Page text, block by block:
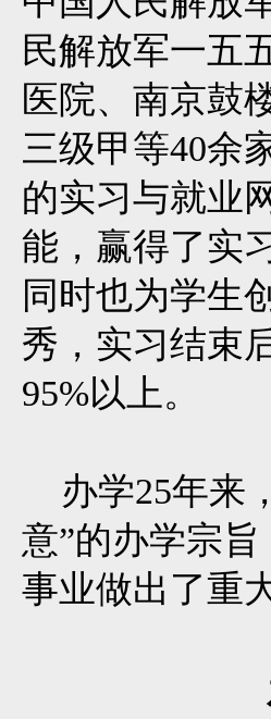
民解放军一五
医院、南京鼓
三级甲等40余
的实习与就业
能，赢得了实
同时也为学生
秀，实习结束
95%以上。
办学25年来
意”的办学宗
事业做出了重